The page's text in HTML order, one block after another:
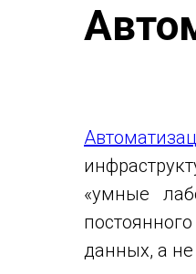
«умные
данных, а